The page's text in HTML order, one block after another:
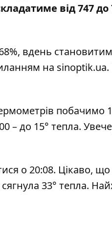
від 747 до
вдень
на sinoptik.ua
побачимо
– до 15° тепла.
о 20:08. Цікаво,
33° тепла.